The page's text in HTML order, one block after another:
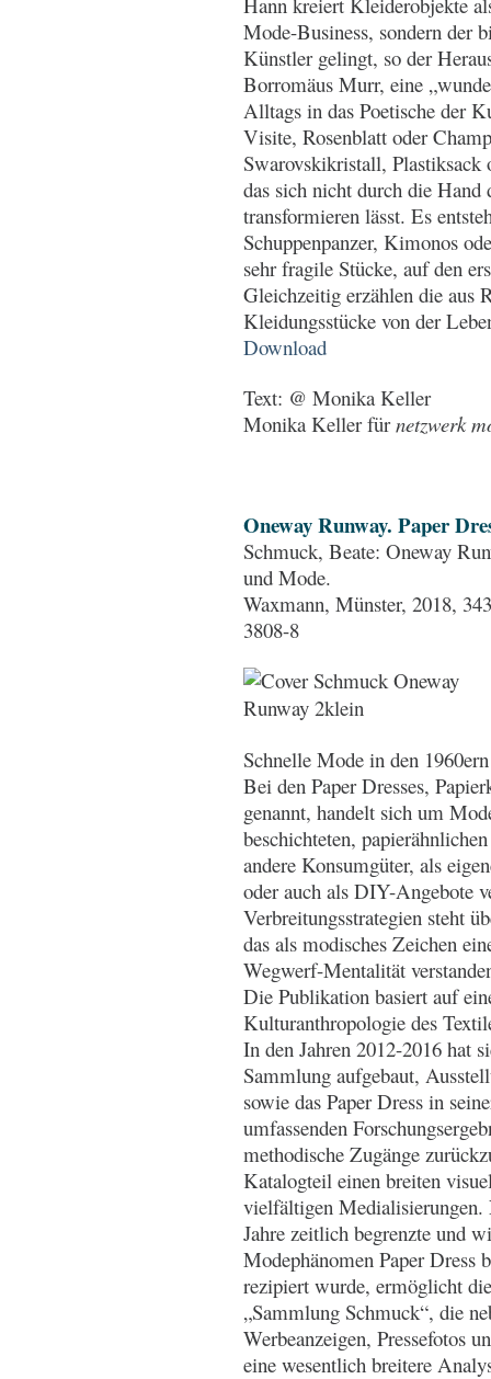
Mode-Business, sondern der
Künstler gelingt, so der
Borromäus Murr, eine
Alltags in das Poetische der
Visite, Rosenblatt oder
Swarovskikristall, Plastiksack
das sich nicht durch die
transformieren lässt. Es
Schuppenpanzer, Kimonos
sehr fragile Stücke, auf den
Gleichzeitig erzählen die aus
Kleidungsstücke von der
Download
Text: @ Monika Keller
Monika Keller fürnetzwerk
Oneway Runway. Paper
Schmuck, Beate: Oneway
und Mode.
Waxmann, Münster, 2018,
3808-8
Schnelle Mode in den
Bei den Paper Dresses,
genannt, handelt sich um
beschichteten,
andere Konsumgüter, als
oder auch als DIY-Angebote
Verbreitungsstrategien steht
das als modisches Zeichen
Wegwerf-Mentalität
Die Publikation basiert auf
Kulturanthropologie des
In den Jahren 2012-2016 hat
Sammlung aufgebaut,
sowie das Paper Dress in
umfassenden
methodische Zugänge
Katalogteil einen breiten
vielfältigen Medialisierungen.
Jahre zeitlich begrenzte und
Modephänomen Paper Dress
rezipiert wurde, ermöglicht
„Sammlung Schmuck“, die
Werbeanzeigen, Pressefotos
eine wesentlich breitere